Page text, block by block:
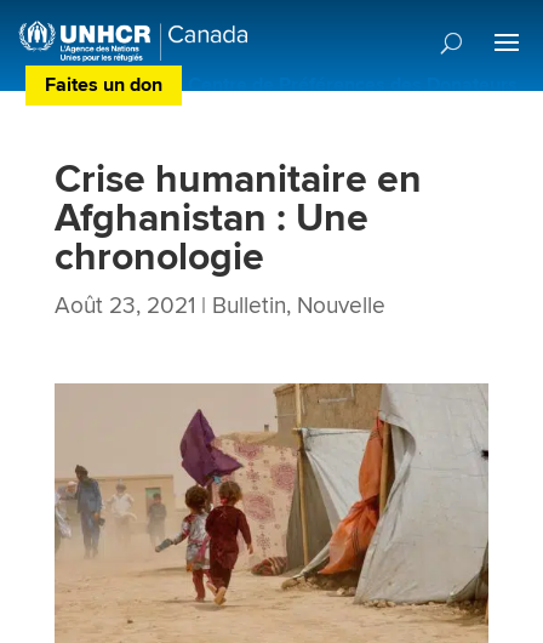
Faites un don Centre de Préférences des Donateurs
Crise humanitaire en
Afghanistan : Une
chronologie
Août 23, 2021 | Bulletin, Nouvelle